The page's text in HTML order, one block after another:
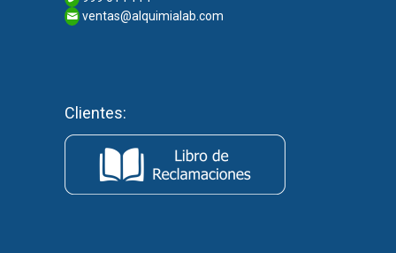
ventas@alquimialab.com
Clientes: